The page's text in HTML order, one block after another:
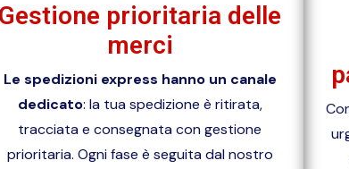
Gestione prioritaria delle
merci
Le spedizioni express hanno un canale
dedicato: la tua spedizione è ritirata,
tracciata e consegnata con gestione
prioritaria. Ogni fase è seguita dal nostro